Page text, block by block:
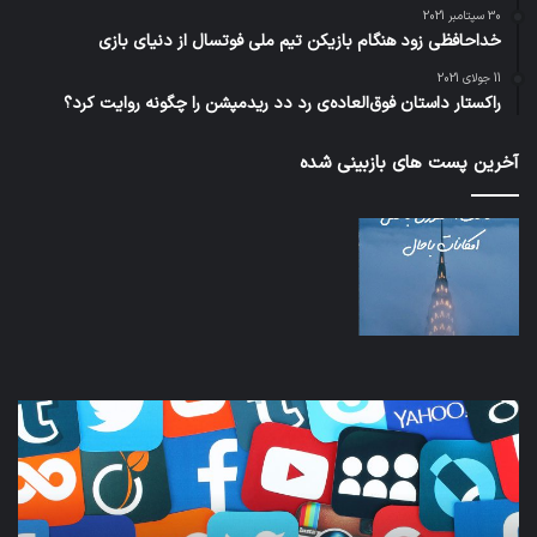
30 سپتامبر 2021
خداحافظی زود هنگام بازیکن تیم ملی فوتسال از دنیای بازی
11 جولای 2021
راکستار داستان فوق‌العاده‌ی رد دد ریدمپشن را چگونه روایت کرد؟
آخرین پست های بازبینی شده
نخستین
وسیله
کاملا
خودران
نقلیه
و